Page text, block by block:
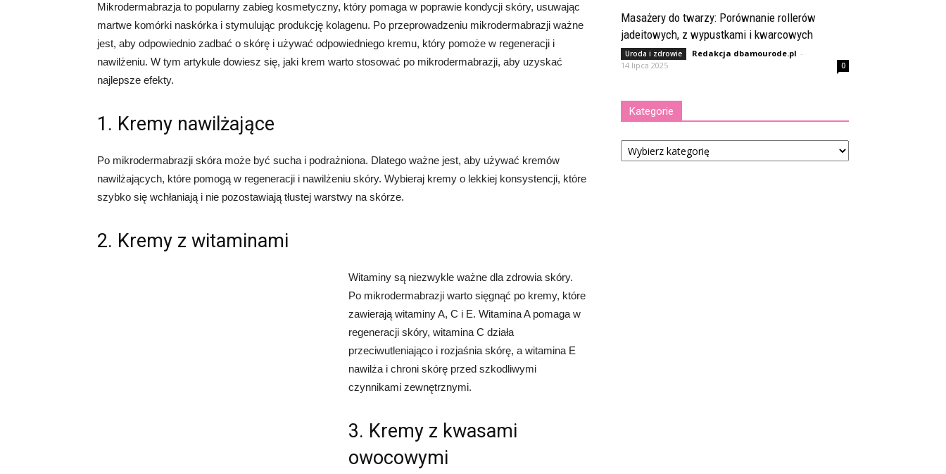
Mikrodermabrazja to popularny zabieg kosmetyczny, który pomaga w poprawie kondycji skóry, usuwając
martwe komórki naskórka i stymulując produkcję kolagenu. Po przeprowadzeniu mikrodermabrazji ważne
jest, aby odpowiednio zadbać o skórę i używać odpowiedniego kremu, który pomoże w regeneracji i
nawilżeniu. W tym artykule dowiesz się, jaki krem warto stosować po mikrodermabrazji, aby uzyskać
najlepsze efekty.
1. Kremy nawilżające
Po mikrodermabrazji skóra może być sucha i podrażniona. Dlatego ważne jest, aby używać kremów
nawilżających, które pomogą w regeneracji i nawilżeniu skóry. Wybieraj kremy o lekkiej konsystencji, które
szybko się wchłaniają i nie pozostawiają tłustej warstwy na skórze.
2. Kremy z witaminami
Witaminy są niezwykle ważne dla zdrowia skóry.
Po mikrodermabrazji warto sięgnąć po kremy, które
zawierają witaminy A, C i E. Witamina A pomaga w
regeneracji skóry, witamina C działa
przeciwutleniająco i rozjaśnia skórę, a witamina E
nawilża i chroni skórę przed szkodliwymi
czynnikami zewnętrznymi.
3. Kremy z kwasami
owocowymi
Masażery do twarzy: Porównanie rollerów
jadeitowych, z wypustkami i kwarcowych
Uroda i zdrowie Redakcja dbamourode.pl -
14 lipca 2025
0
Kategorie
Kategorie